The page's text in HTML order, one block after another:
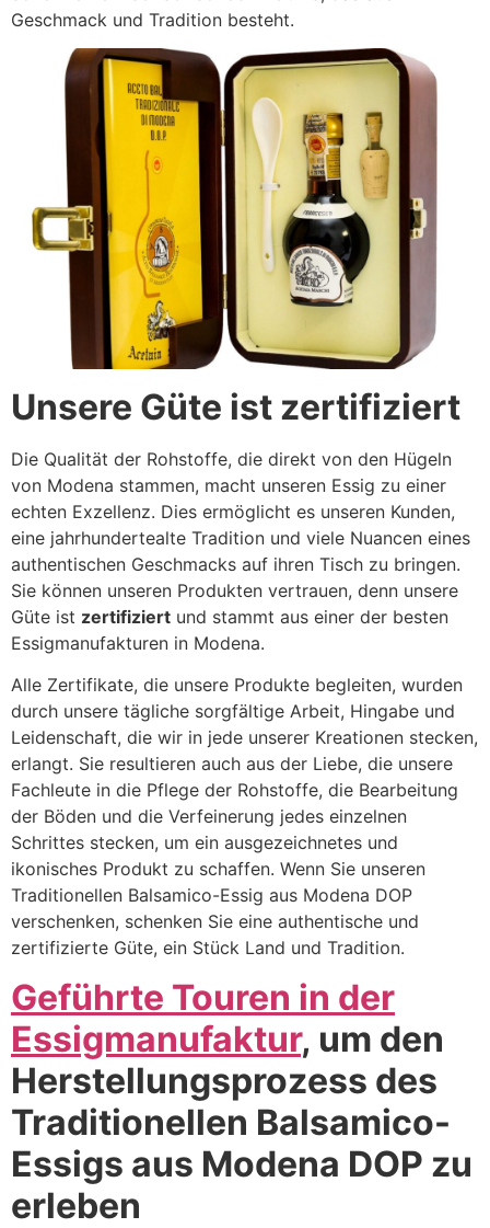
Geschmack und Tradition besteht.
Unsere Güte ist zertifiziert
Die Qualität der Rohstoffe, die direkt von den Hügeln
von Modena stammen, macht unseren Essig zu einer
echten Exzellenz. Dies ermöglicht es unseren Kunden,
eine jahrhundertealte Tradition und viele Nuancen eines
authentischen Geschmacks auf ihren Tisch zu bringen.
Sie können unseren Produkten vertrauen, denn unsere
Güte ist zertifiziert und stammt aus einer der besten
Essigmanufakturen in Modena.
Alle Zertifikate, die unsere Produkte begleiten, wurden
durch unsere tägliche sorgfältige Arbeit, Hingabe und
Leidenschaft, die wir in jede unserer Kreationen stecken,
erlangt. Sie resultieren auch aus der Liebe, die unsere
Fachleute in die Pflege der Rohstoffe, die Bearbeitung
der Böden und die Verfeinerung jedes einzelnen
Schrittes stecken, um ein ausgezeichnetes und
ikonisches Produkt zu schaffen. Wenn Sie unseren
Traditionellen Balsamico-Essig aus Modena DOP
verschenken, schenken Sie eine authentische und
zertifizierte Güte, ein Stück Land und Tradition.
Geführte Touren in der
Essigmanufaktur, um den
Herstellungsprozess des
Traditionellen Balsamico-
Essigs aus Modena DOP zu
erleben